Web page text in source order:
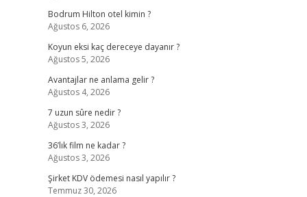
Bodrum Hilton otel kimin ?
Ağustos 6, 2026
Koyun eksi kaç dereceye dayanır ?
Ağustos 5, 2026
Avantajlar ne anlama gelir ?
Ağustos 4, 2026
7 uzun sûre nedir ?
Ağustos 3, 2026
36’lık film ne kadar ?
Ağustos 3, 2026
Şirket KDV ödemesi nasıl yapılır ?
Temmuz 30, 2026